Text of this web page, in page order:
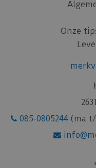
Onze
085-0805244 (ma